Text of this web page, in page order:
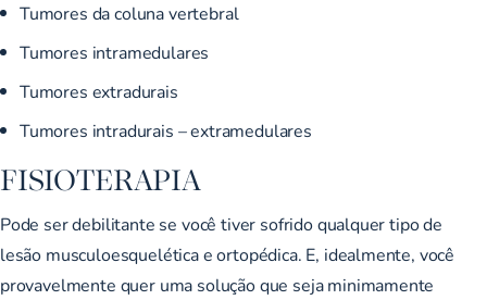
Tumores da coluna vertebral
Tumores intramedulares
Tumores extradurais
Tumores intradurais – extramedulares
FISIOTERAPIA
Pode ser debilitante se você tiver sofrido qualquer tipo de
lesão musculoesquelética e ortopédica. E, idealmente, você
provavelmente quer uma solução que seja minimamente